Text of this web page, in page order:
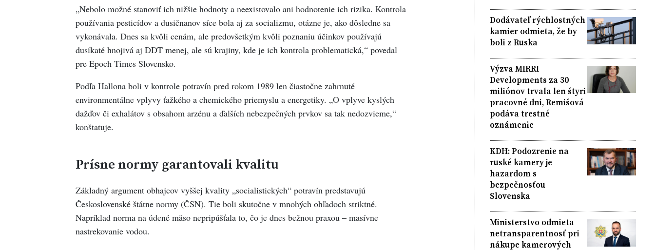
„Nebolo možné stanoviť ich nižšie hodnoty a neexistovalo ani hodnotenie ich rizika. Kontrola
používania pesticídov a dusičnanov síce bola aj za socializmu, otázne je, ako dôsledne sa
vykonávala. Dnes sa kvôli cenám, ale predovšetkým kvôli poznaniu účinkov používajú
dusíkaté hnojivá aj DDT menej, ale sú krajiny, kde je ich kontrola problematická,“ povedal
pre Epoch Times Slovensko.
Podľa Hallona boli v kontrole potravín pred rokom 1989 len čiastočne zahrnuté
environmentálne vplyvy ťažkého a chemického priemyslu a energetiky. „O vplyve kyslých
dažďov či exhalátov s obsahom arzénu a ďalších nebezpečných prvkov sa tak nedozvieme,“
konštatuje.
Prísne normy garantovali kvalitu
Základný argument obhajcov vyššej kvality „socialistických“ potravín predstavujú
Československé štátne normy (ČSN). Tie boli skutočne v mnohých ohľadoch striktné.
Napríklad norma na údené mäso nepripúšťala to, čo je dnes bežnou praxou – masívne
nastrekovanie vodou.
Dodávateľ rýchlostných
kamier odmieta, že by
boli z Ruska
Výzva MIRRI
Developments za 30
miliónov trvala len štyri
pracovné dni, Remišová
podáva trestné
oznámenie
KDH: Podozrenie na
ruské kamery je
hazardom s
bezpečnosťou
Slovenska
Ministerstvo odmieta
netransparentnosť pri
nákupe kamerových